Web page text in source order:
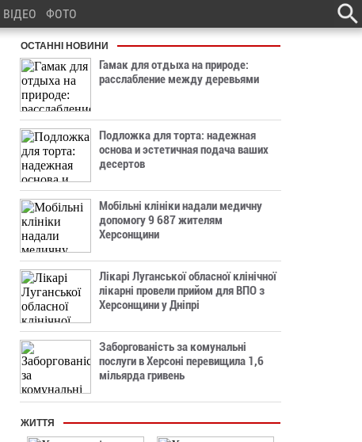
ВІДЕО ФОТО
ОСТАННІ НОВИНИ
Гамак для отдыха на природе:
расслабление между деревьями
Подложка для торта: надежная
основа и эстетичная подача ваших
десертов
Мобільні клініки надали медичну
допомогу 9 687 жителям
Херсонщини
Лікарі Луганської обласної клінічної
лікарні провели прийом для ВПО з
Херсонщини у Дніпрі
Заборгованість за комунальні
послуги в Херсоні перевищила 1,6
мільярда гривень
ЖИТТЯ